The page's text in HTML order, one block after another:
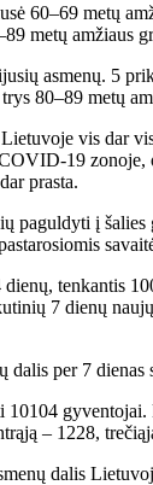
60–69 metų
metų amžiaus
asmenų. 5
80–89 metų
vis dar
19 zonoje,
prasta.
paguldyti į
tenkantis
7 dienų
dalis per 7 dienas
10104
– 1228,
dalis